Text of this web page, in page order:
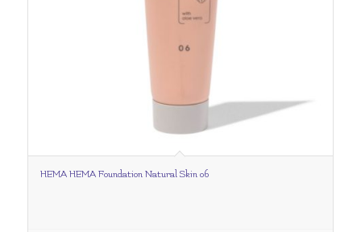
HEMA HEMA Foundation Natural Skin 06